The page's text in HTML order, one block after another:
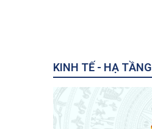
KINH TẾ - HẠ TẦNG